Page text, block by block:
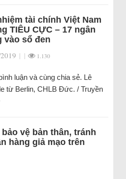
tài chính Việt Nam
TIÊU CỰC – 17 ngân
vào sổ đen
| | 1.130
luận và cùng chia sẻ. Lê
từ Berlin, CHLB Đức. / Truyền
vệ bản thân, tránh
hàng giả mạo trên